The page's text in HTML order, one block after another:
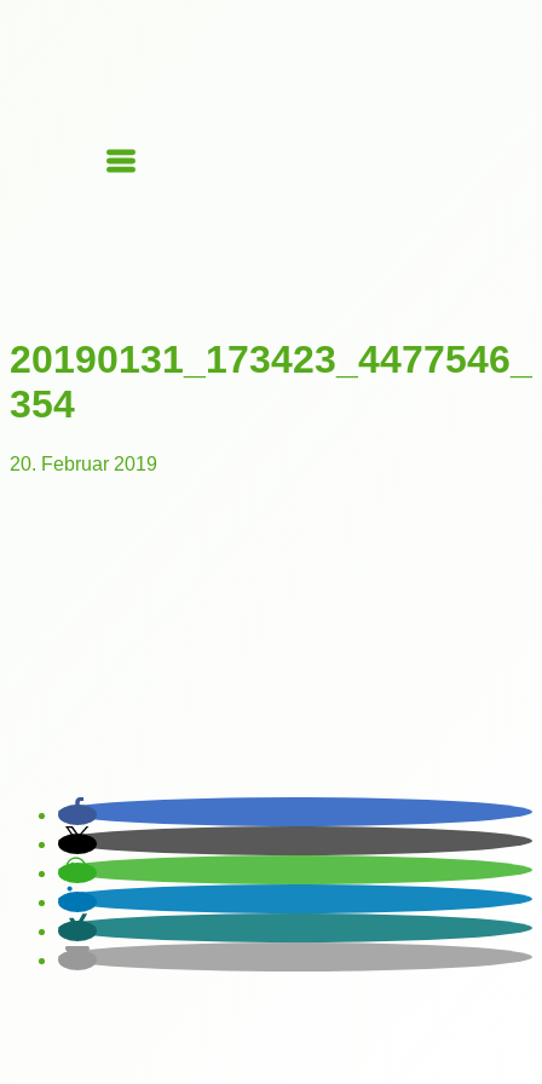
20190131_173423_4477546_
354
20. Februar 2019